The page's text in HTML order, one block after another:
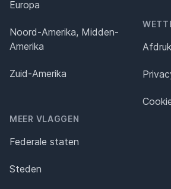
Europa
Noord-Amerika, Midden-
Amerika
Zuid-Amerika
MEER VLAGGEN
Federale staten
Steden
Afdruk